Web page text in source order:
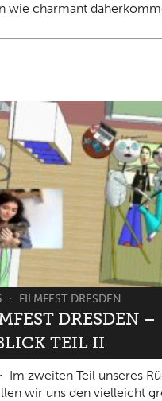
wie charmant
FILMFEST DRESDEN
DRESDEN –
TEIL II
Im zweiten Teil unseres
wir uns den vielleicht